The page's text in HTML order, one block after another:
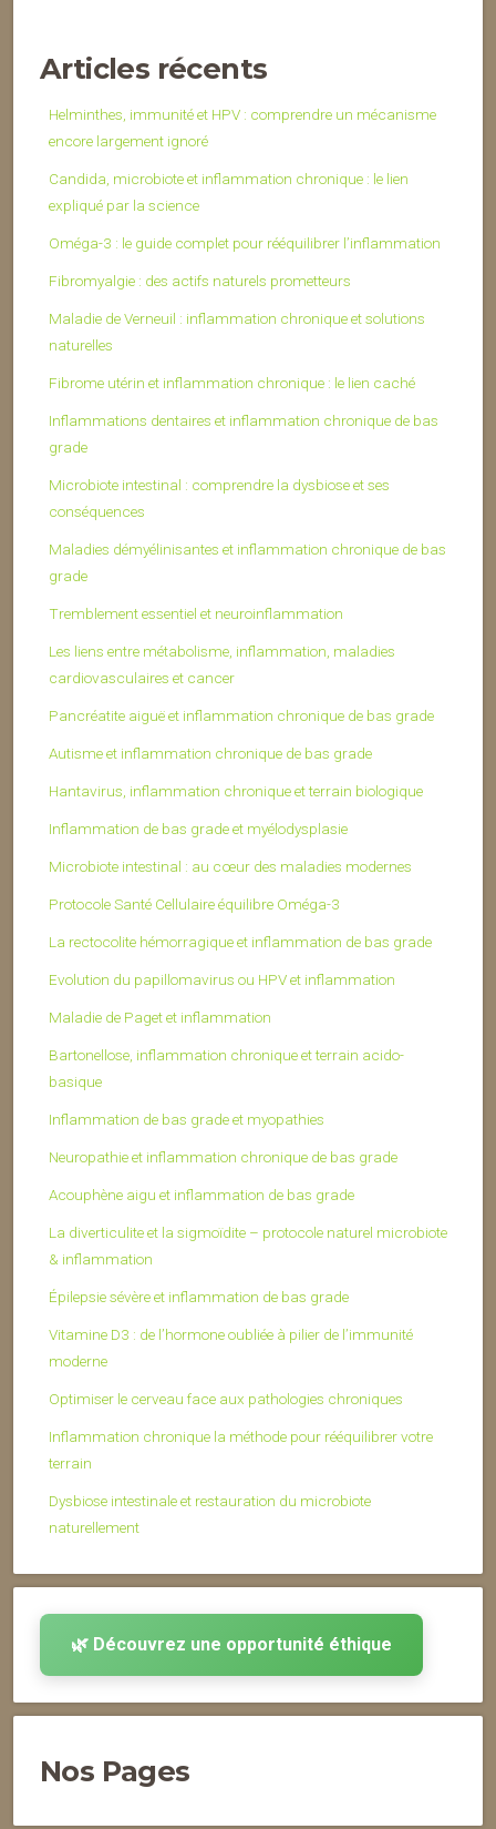
Articles récents
Helminthes, immunité et HPV : comprendre un mécanisme
encore largement ignoré
Candida, microbiote et inflammation chronique : le lien
expliqué par la science
Oméga-3 : le guide complet pour rééquilibrer l’inflammation
Fibromyalgie : des actifs naturels prometteurs
Maladie de Verneuil : inflammation chronique et solutions
naturelles
Fibrome utérin et inflammation chronique : le lien caché
Inflammations dentaires et inflammation chronique de bas
grade
Microbiote intestinal : comprendre la dysbiose et ses
conséquences
Maladies démyélinisantes et inflammation chronique de bas
grade
Tremblement essentiel et neuroinflammation
Les liens entre métabolisme, inflammation, maladies
cardiovasculaires et cancer
Pancréatite aiguë et inflammation chronique de bas grade
Autisme et inflammation chronique de bas grade
Hantavirus, inflammation chronique et terrain biologique
Inflammation de bas grade et myélodysplasie
Microbiote intestinal : au cœur des maladies modernes
Protocole Santé Cellulaire équilibre Oméga-3
La rectocolite hémorragique et inflammation de bas grade
Evolution du papillomavirus ou HPV et inflammation
Maladie de Paget et inflammation
Bartonellose, inflammation chronique et terrain acido-
basique
Inflammation de bas grade et myopathies
Neuropathie et inflammation chronique de bas grade
Acouphène aigu et inflammation de bas grade
La diverticulite et la sigmoïdite – protocole naturel microbiote
& inflammation
Épilepsie sévère et inflammation de bas grade
Vitamine D3 : de l’hormone oubliée à pilier de l’immunité
moderne
Optimiser le cerveau face aux pathologies chroniques
Inflammation chronique la méthode pour rééquilibrer votre
terrain
Dysbiose intestinale et restauration du microbiote
naturellement
🌿 Découvrez une opportunité éthique
Nos Pages